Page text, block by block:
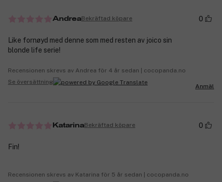
AndreaBekräftad köpare 0
Like fornøyd med denne som med resten av joico sin
blonde life serie!
Recensionen skrevs av Andrea för 4 år sedan | cocopanda.no
Se översättning
Anmäl
KatarinaBekräftad köpare 0
Fin!
Recensionen skrevs av Katarina för 5 år sedan | cocopanda.no